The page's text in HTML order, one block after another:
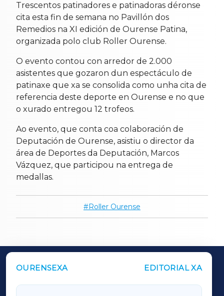
Trescentos patinadores e patinadoras déronse
cita esta fin de semana no Pavillón dos
Remedios na XI edición de Ourense Patina,
organizada polo club Roller Ourense.
O evento contou con arredor de 2.000
asistentes que gozaron dun espectáculo de
patinaxe que xa se consolida como unha cita de
referencia deste deporte en Ourense e no que
o xurado entregou 12 trofeos.
Ao evento, que conta coa colaboración de
Deputación de Ourense, asistiu o director da
área de Deportes da Deputación, Marcos
Vázquez, que participou na entrega de
medallas.
Roller Ourense
OURENSEXA EDITORIAL XA
OUTROS PERIÓDICOS